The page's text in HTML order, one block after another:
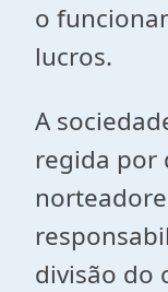
o
lucros.
A
regida por
divisão do